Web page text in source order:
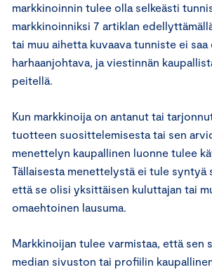
markkinoinnin tulee olla selkeästi
markkinoinniksi 7 artiklan
tai muu aihetta kuvaava tunniste ei saa
harhaanjohtava, ja viestinnän
peitellä.
Kun markkinoija on antanut tai
tuotteen suosittelemisesta tai sen
menettelyn kaupallinen luonne tulee
Tällaisesta menettelystä ei tule syntyä
että se olisi yksittäisen kuluttajan tai
omaehtoinen lausuma.
Markkinoijan tulee varmistaa, että sen
median sivuston tai profiilin